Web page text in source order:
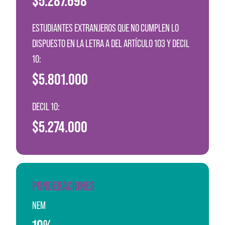
ESTUDIANTES EXTRANJEROS QUE NO CUMPLEN LO
DISPUESTO EN LA LETRA A DEL ARTÍCULO 103 Y DECIL
10:
$5.801.000
DECIL 10:
$5.274.000
PONDERACIONES
NEM